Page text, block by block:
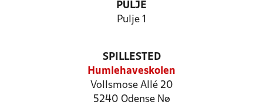
PULJE
Pulje 1
SPILLESTED
Humlehaveskolen
Vollsmose Allé 20
5240 Odense Nø